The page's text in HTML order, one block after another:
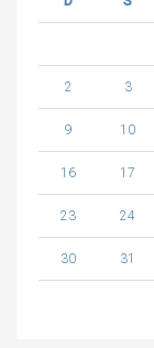
2 3
9 10
16 17
23 24
30 31